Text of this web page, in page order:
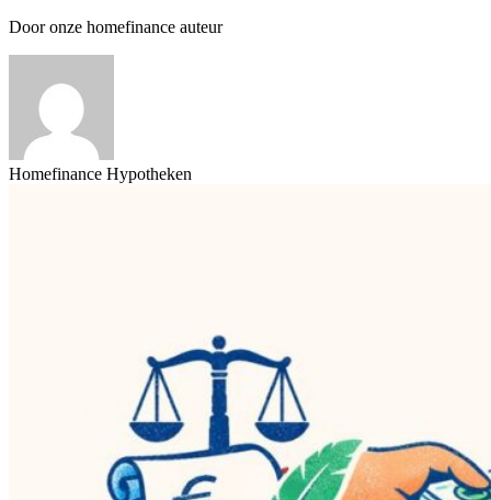
Door onze homefinance auteur
Homefinance Hypotheken